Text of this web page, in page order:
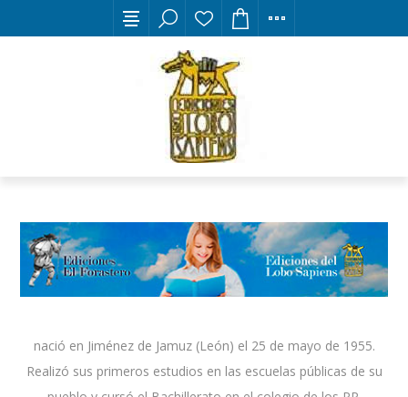
nació en Jiménez de Jamuz (León) el 25 de mayo de 1955.
Realizó sus primeros estudios en las escuelas públicas de su